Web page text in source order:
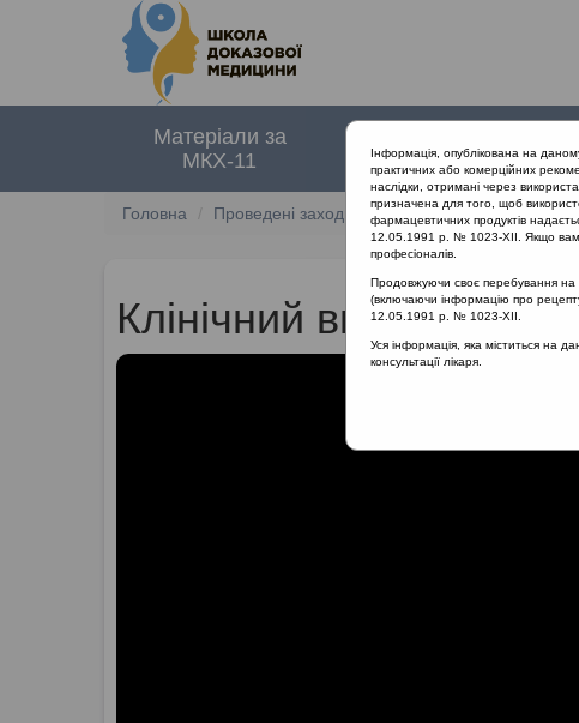
Матеріали за
МКХ-11
документи
Головна Проведені заходи Лікування інфекцій ЛОР
Клінічний випадок:
Інформація, опублікована на
практичних або комерційних
наслідки, отримані через
призначена для того, щоб
фармацевтичних продуктів
12.05.1991 р. № 1023-XII. Якщо вам
професіоналів.
Продовжуючи своє перебування на
(включаючи інформацію про
12.05.1991 р. № 1023-XII.
Уся інформація, яка міститься на
консультації лікаря.